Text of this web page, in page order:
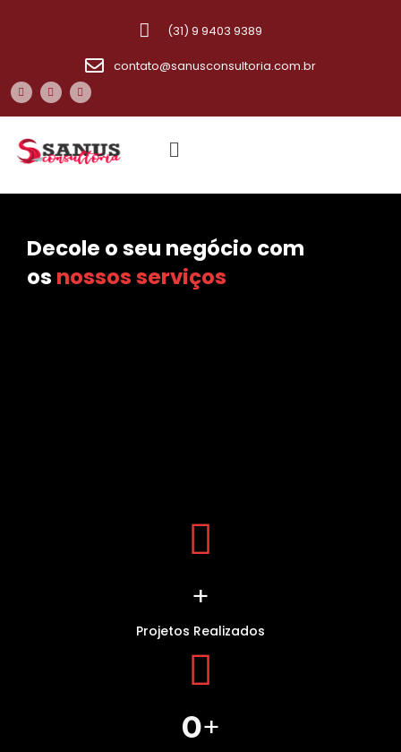
(31) 9 9403 9389
contato@sanusconsultoria.com.br
Decole o seu negócio com
os nossos serviços
+
Projetos Realizados
0+